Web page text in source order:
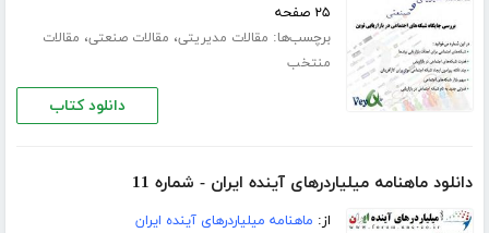
۲۵ صفحه
برچسب‌ها: مقالات مدیریتی، مقالات صنعتی، مقالات
منتخب
دانلود کتاب
دانلود ماهنامه میلیاردرهای آینده ایران - شماره 11
از: ماهنامه میلیاردرهای آینده ایران